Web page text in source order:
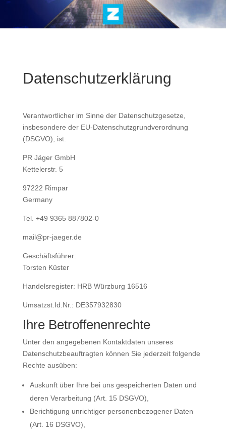
Datenschutzerklärung
Verantwortlicher im Sinne der Datenschutzgesetze,
insbesondere der EU-Datenschutzgrundverordnung
(DSGVO), ist:
PR Jäger GmbH
Kettelerstr. 5
97222 Rimpar
Germany
Tel. +49 9365 887802-0
mail@pr-jaeger.de
Geschäftsführer:
Torsten Küster
Handelsregister: HRB Würzburg 16516
Umsatzst.Id.Nr.: DE357932830
Ihre Betroffenenrechte
Unter den angegebenen Kontaktdaten unseres
Datenschutzbeauftragten können Sie jederzeit folgende
Rechte ausüben:
Auskunft über Ihre bei uns gespeicherten Daten und
deren Verarbeitung (Art. 15 DSGVO),
Berichtigung unrichtiger personenbezogener Daten
(Art. 16 DSGVO),